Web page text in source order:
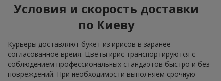
Условия и скорость доставки
по Киеву
Курьеры доставляют букет из ирисов в заранее
согласованное время. Цветы ирис транспортируются с
соблюдением профессиональных стандартов быстро и без
повреждений. При необходимости выполняем срочную